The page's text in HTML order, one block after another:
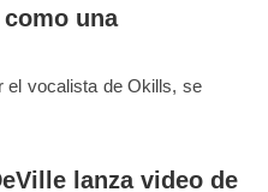
como una
el vocalista de Okills, se
lanza video de